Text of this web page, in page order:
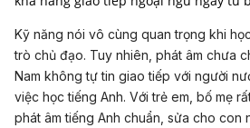
Kỹ năng nói vô cùng quan trọng khi
trò chủ đạo. Tuy nhiên, phát âm chưa
Nam không tự tin giao tiếp với người
việc học tiếng Anh. Với trẻ em, bố mẹ
phát âm tiếng Anh chuẩn, sửa cho con